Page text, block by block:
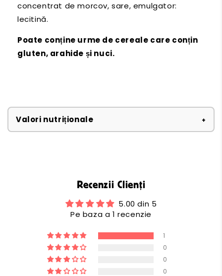
concentrat de morcov, sare, emulgator:
lecitină.
Poate conține urme de cereale care conțin
gluten, arahide și nuci.
Valori nutriționale
Recenzii Clienți
5.00 din 5
Pe baza a 1 recenzie
1
0
0
0